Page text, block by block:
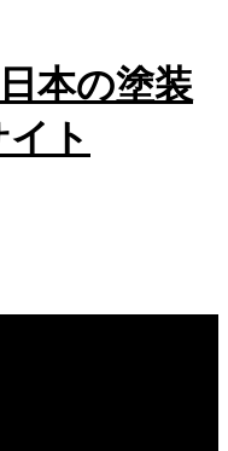
日本の塗装
ト